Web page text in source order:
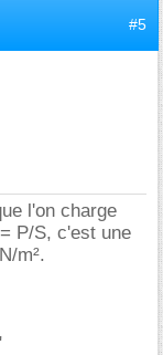
#5
l'on charge
P/S, c'est une
m².